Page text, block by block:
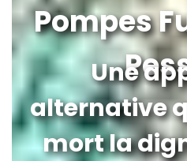
Pompes
Une
alternative
mort la